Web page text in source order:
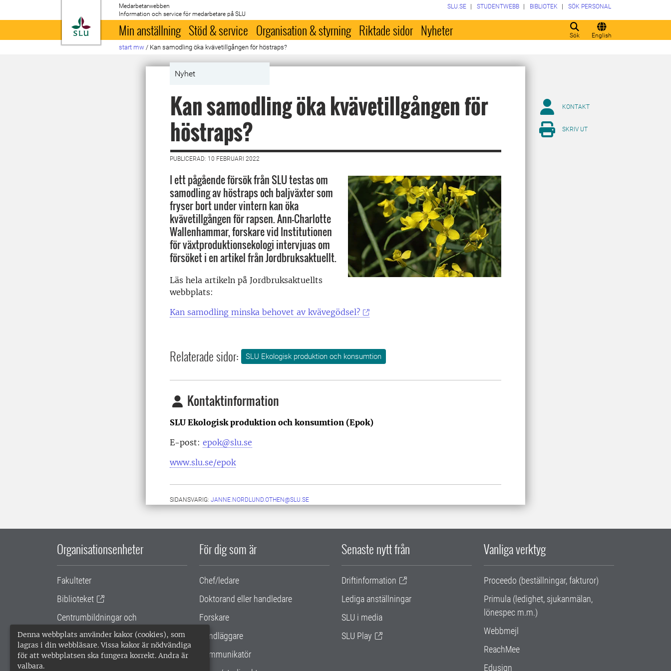
Denna webbplats använder kakor (cookies), som
lagras i din webbläsare. Vissa kakor är nödvändiga
för att webbplatsen ska fungera korrekt. Andra är
valbara.
Till startsida
Medarbetarwebben
Information och service för medarbetare på SLU
Sök English
SLU.SE STUDENTWEBB BIBLIOTEK SÖK PERSONAL
Min anställning Stöd & service Organisation & styrning Riktade sidor Nyheter
start mw / Kan samodling öka kvävetillgången för höstraps?
Nyhet
Kan samodling öka kvävetillgången för
höstraps?
PUBLICERAD: 10 FEBRUARI 2022
I ett pågående försök från SLU testas om
samodling av höstraps och baljväxter som
fryser bort under vintern kan öka
kvävetillgången för rapsen. Ann-Charlotte
Wallenhammar, forskare vid Institutionen
för växtproduktionsekologi intervjuas om
försöket i en artikel från Jordbruksaktuellt.
Läs hela artikeln på Jordbruksaktuellts
webbplats:
Kan samodling minska behovet av kvävegödsel?
Relaterade sidor: SLU Ekologisk produktion och konsumtion
Kontaktinformation
SLU Ekologisk produktion och konsumtion (Epok)
E-post: epok@slu.se
www.slu.se/epok
SIDANSVARIG: JANNE.NORDLUND.OTHEN@SLU.SE
KONTAKT
SKRIV UT
Organisationsenheter
Fakulteter
Biblioteket
Centrumbildningar och
samarbetsprojekt
Gemensamma verksamhetsstödet
För dig som är
Chef/ledare
Doktorand eller handledare
Forskare
Handläggare
Kommunikatör
Senaste nytt från
Driftinformation
Lediga anställningar
SLU i media
SLU Play
Vanliga verktyg
Proceedo (beställningar, fakturor)
Primula (ledighet, sjukanmälan,
lönespec m.m.)
Webbmejl
ReachMee
Edusign